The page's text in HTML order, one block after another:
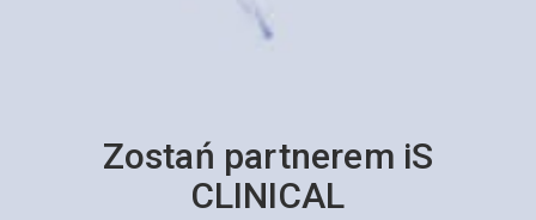
Zostań partnerem iS
CLINICAL